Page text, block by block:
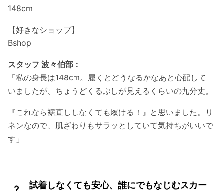
148cm
【好きなショップ】
Bshop
スタッフ 波々伯部：
「私の身長は148cm。履くとどうなるかなあと心配して
いましたが、ちょうどくるぶしが見えるくらいの九分丈。
『これなら裾直ししなくても履ける！』と思いました。リ
ネンなので、肌ざわりもサラッとしていて気持ちがいいで
す」
試着しなくても安心、誰にでもなじむスカー